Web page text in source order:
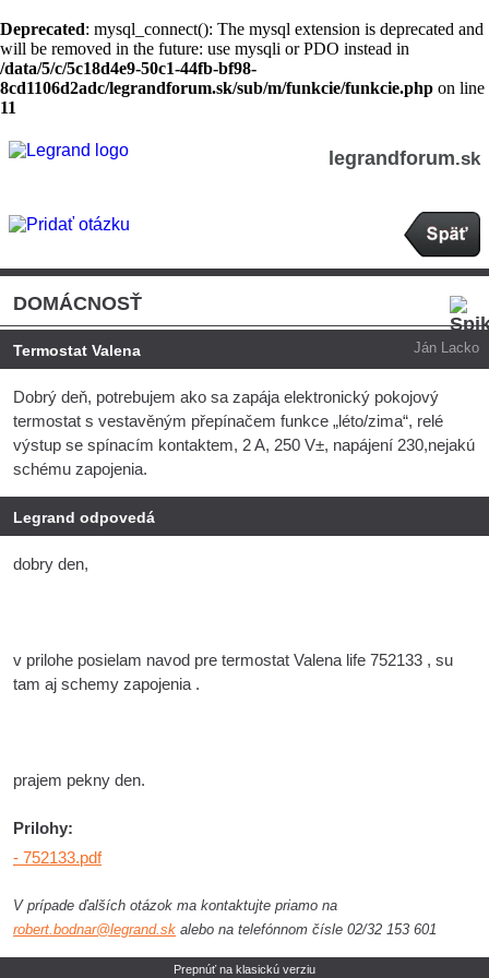
Deprecated: mysql_connect(): The mysql extension is deprecated and
will be removed in the future: use mysqli or PDO instead in
/data/5/c/5c18d4e9-50c1-44fb-bf98-
8cd1106d2adc/legrandforum.sk/sub/m/funkcie/funkcie.php on line
11
legrandforum.sk
DOMÁCNOSŤ
Termostat Valena Ján Lacko
Dobrý deň, potrebujem ako sa zapája elektronický pokojový
termostat s vestavěným přepínačem funkce „léto/zima“, relé
výstup se spínacím kontaktem, 2 A, 250 V±, napájení 230,nejakú
schému zapojenia.
Legrand odpovedá
dobry den,
v prilohe posielam navod pre termostat Valena life 752133 , su
tam aj schemy zapojenia .
prajem pekny den.
Prilohy:
- 752133.pdf
V prípade ďalších otázok ma kontaktujte priamo na
robert.bodnar@legrand.sk alebo na telefónnom čísle 02/32 153 601
Prepnúť na klasickú verziu